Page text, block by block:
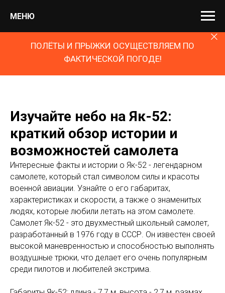
МЕНЮ
ПОЛЁТЫ И ПРЫЖКИ ОСУЩЕСТВЛЯЕМ ПО
ФАКТИЧЕСКОЙ ПОГОДЕ!
Изучайте небо на Як-52:
краткий обзор истории и
возможностей самолета
Интересные факты и истории о Як-52 - легендарном
самолете, который стал символом силы и красоты
военной авиации. Узнайте о его габаритах,
характеристиках и скорости, а также о знаменитых
людях, которые любили летать на этом самолете.
Самолет Як-52 - это двухместный школьный самолет,
разработанный в 1976 году в СССР. Он известен своей
высокой маневренностью и способностью выполнять
воздушные трюки, что делает его очень популярным
среди пилотов и любителей экстрима.